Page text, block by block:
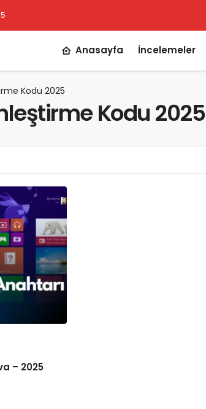
Anasayfa İncelemeler
Kodu 2025
Kodu 2025
– 2025